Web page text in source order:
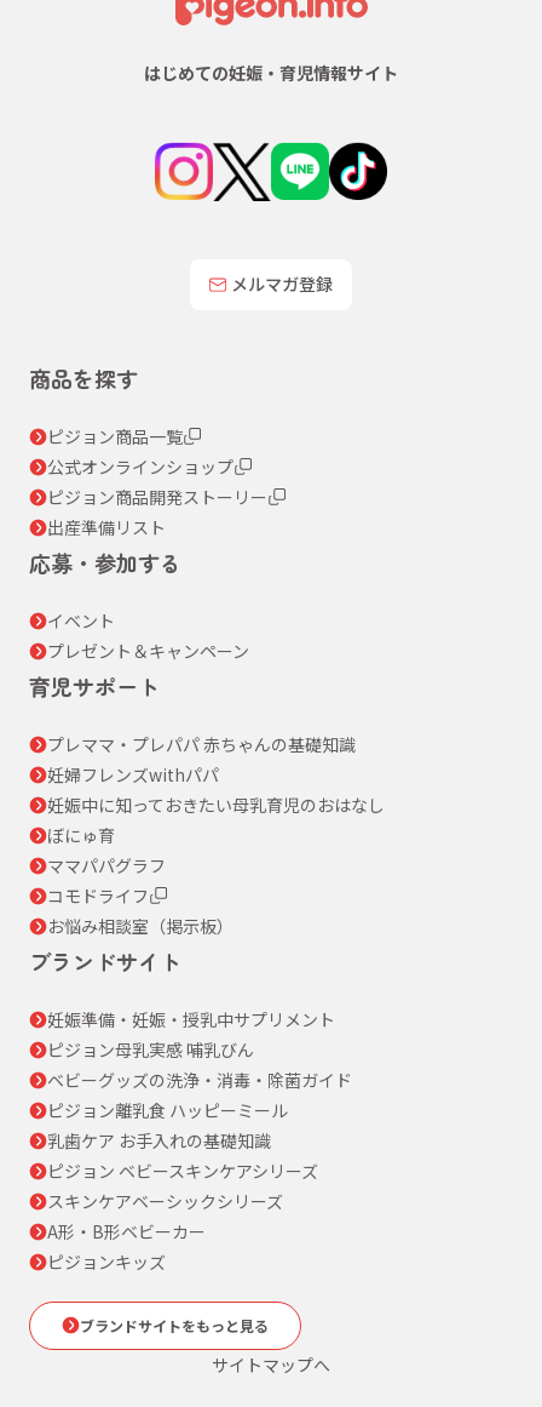
はじめての妊娠・育児情報サイト
メルマガ登録
商品を探す
ピジョン商品一覧
公式オンラインショップ
ピジョン商品開発ストーリー
出産準備リスト
応募・参加する
イベント
プレゼント＆キャンペーン
育児サポート
プレママ・プレパパ 赤ちゃんの基礎知識
妊婦フレンズwithパパ
妊娠中に知っておきたい母乳育児のおはなし
ぼにゅ育
ママパパグラフ
コモドライフ
お悩み相談室（掲示板）
ブランドサイト
妊娠準備・妊娠・授乳中サプリメント
ピジョン母乳実感 哺乳びん
ベビーグッズの洗浄・消毒・除菌ガイド
ピジョン離乳食 ハッピーミール
乳歯ケア お手入れの基礎知識
ピジョン ベビースキンケアシリーズ
スキンケアベーシックシリーズ
A形・B形ベビーカー
ピジョンキッズ
ブランドサイトをもっと見る
サイトマップへ